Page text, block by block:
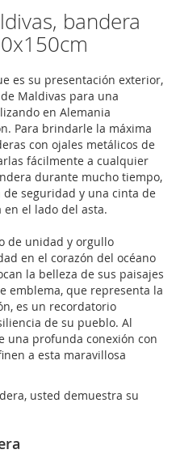
bandera
es su presentación exterior,
Maldivas para una
en Alemania
Para brindarle la máxima
con ojales metálicos de
fácilmente a cualquier
durante mucho tiempo,
seguridad y una cinta de
el lado del asta.
de unidad y orgullo
en el corazón del océano
la belleza de sus paisajes
emblema, que representa la
es un recordatorio
de su pueblo. Al
una profunda conexión con
a esta maravillosa
usted demuestra su